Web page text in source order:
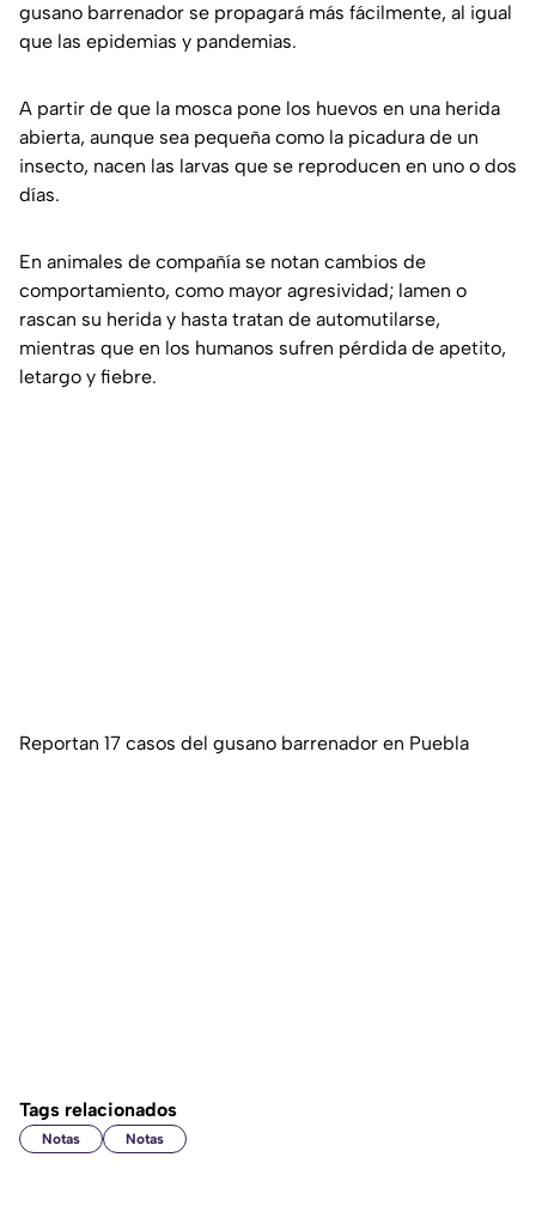
gusano barrenador se propagará más fácilmente, al igual
que las epidemias y pandemias.
A partir de que la mosca pone los huevos en una herida
abierta, aunque sea pequeña como la picadura de un
insecto, nacen las larvas que se reproducen en uno o dos
días.
En animales de compañía se notan cambios de
comportamiento, como mayor agresividad; lamen o
rascan su herida y hasta tratan de automutilarse,
mientras que en los humanos sufren pérdida de apetito,
letargo y fiebre.
Reportan 17 casos del gusano barrenador en Puebla
Tags relacionados
Notas Notas